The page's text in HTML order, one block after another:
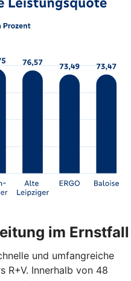
im Ernstfall
und umfangreiche
R+V. Innerhalb von 48